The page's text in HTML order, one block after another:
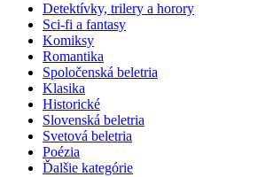
Detektívky, trilery a horory
Sci-fi a fantasy
Komiksy
Romantika
Spoločenská beletria
Klasika
Historické
Slovenská beletria
Svetová beletria
Poézia
Ďalšie kategórie